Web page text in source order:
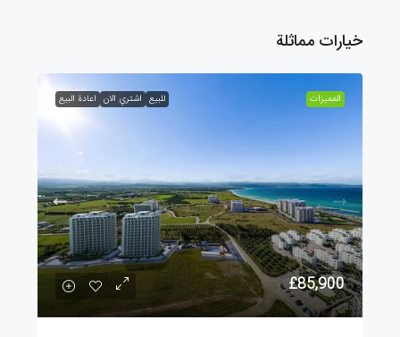
خيارات مماثلة
الممیزات للبيع اشتري الان اعادة البيع
£85,900